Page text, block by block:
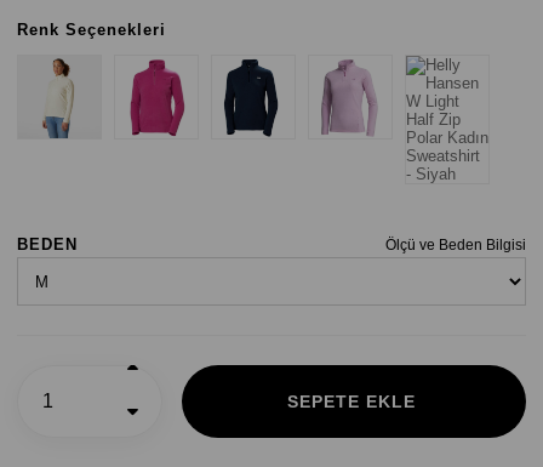
Renk Seçenekleri
Ölçü ve Beden Bilgisi
BEDEN